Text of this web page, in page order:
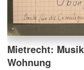
Mietrecht:
Wohnung